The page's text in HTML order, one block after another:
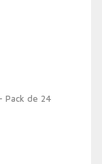
Pack de 24